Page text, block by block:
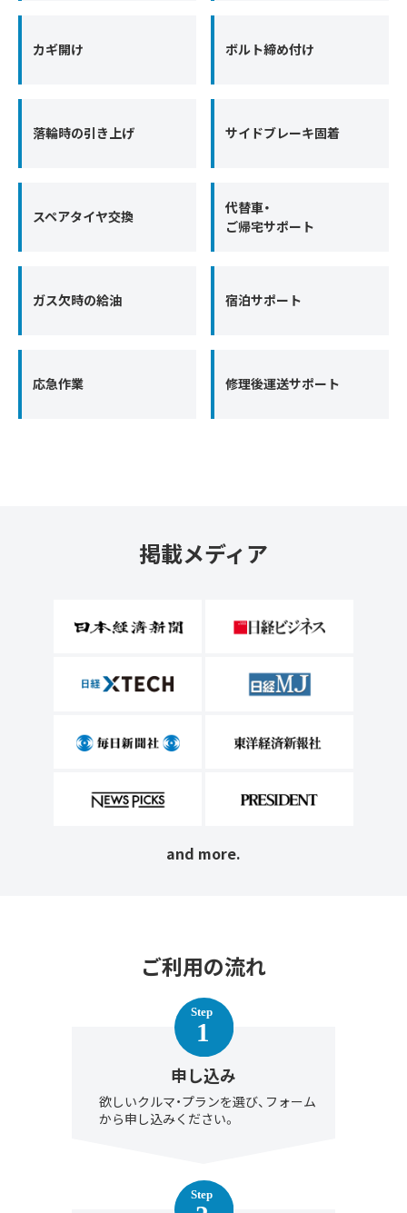
カギ開け ボルト締め付け
落輪時の引き上げ サイドブレーキ固着
スペアタイヤ交換
代替車・
ご帰宅サポート
ガス欠時の給油 宿泊サポート
応急作業 修理後運送サポート
掲載メディア
and more.
ご利用の流れ
申し込み
欲しいクルマ・プランを選び、フォーム
から申し込みください。